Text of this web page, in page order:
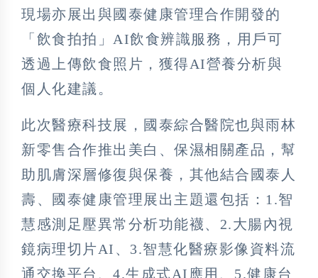
現場亦展出與國泰健康管理合作開發的
「飲食拍拍」AI飲食辨識服務，用戶可
透過上傳飲食照片，獲得AI營養分析與
個人化建議。
此次醫療科技展，國泰綜合醫院也與雨林
新零售合作推出美白、保濕相關產品，幫
助肌膚深層修復與保養，其他結合國泰人
壽、國泰健康管理展出主題還包括：1.智
慧感測足壓異常分析功能襪、2.大腸內視
鏡病理切片AI、3.智慧化醫療影像資料流
通交換平台、4.生成式AI應用、5.健康台